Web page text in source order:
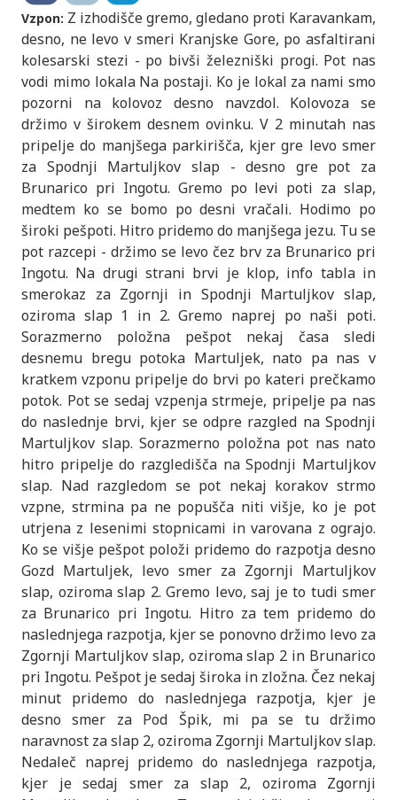
Vzpon: Z izhodišče gremo, gledano proti Karavankam,
desno, ne levo v smeri Kranjske Gore, po asfaltirani
kolesarski stezi - po bivši železniški progi. Pot nas
vodi mimo lokala Na postaji. Ko je lokal za nami smo
pozorni na kolovoz desno navzdol. Kolovoza se
držimo v širokem desnem ovinku. V 2 minutah nas
pripelje do manjšega parkirišča, kjer gre levo smer
za Spodnji Martuljkov slap - desno gre pot za
Brunarico pri Ingotu. Gremo po levi poti za slap,
medtem ko se bomo po desni vračali. Hodimo po
široki pešpoti. Hitro pridemo do manjšega jezu. Tu se
pot razcepi - držimo se levo čez brv za Brunarico pri
Ingotu. Na drugi strani brvi je klop, info tabla in
smerokaz za Zgornji in Spodnji Martuljkov slap,
oziroma slap 1 in 2. Gremo naprej po naši poti.
Sorazmerno položna pešpot nekaj časa sledi
desnemu bregu potoka Martuljek, nato pa nas v
kratkem vzponu pripelje do brvi po kateri prečkamo
potok. Pot se sedaj vzpenja strmeje, pripelje pa nas
do naslednje brvi, kjer se odpre razgled na Spodnji
Martuljkov slap. Sorazmerno položna pot nas nato
hitro pripelje do razgledišča na Spodnji Martuljkov
slap. Nad razgledom se pot nekaj korakov strmo
vzpne, strmina pa ne popušča niti višje, ko je pot
utrjena z lesenimi stopnicami in varovana z ograjo.
Ko se višje pešpot položi pridemo do razpotja desno
Gozd Martuljek, levo smer za Zgornji Martuljkov
slap, oziroma slap 2. Gremo levo, saj je to tudi smer
za Brunarico pri Ingotu. Hitro za tem pridemo do
naslednjega razpotja, kjer se ponovno držimo levo za
Zgornji Martuljkov slap, oziroma slap 2 in Brunarico
pri Ingotu. Pešpot je sedaj široka in zložna. Čez nekaj
minut pridemo do naslednjega razpotja, kjer je
desno smer za Pod Špik, mi pa se tu držimo
naravnost za slap 2, oziroma Zgornji Martuljkov slap.
Nedaleč naprej pridemo do naslednjega razpotja,
kjer je sedaj smer za slap 2, oziroma Zgornji